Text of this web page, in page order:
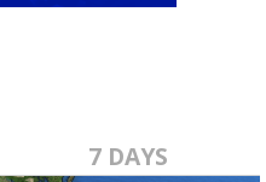
7 DAYS